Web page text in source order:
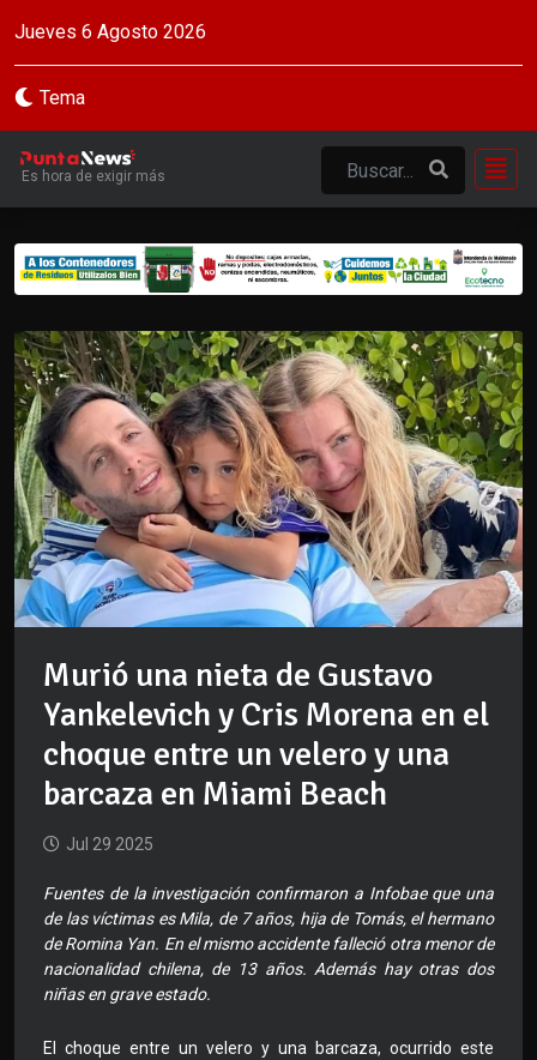
Jueves 6 Agosto 2026
Tema
Es hora de exigir más
Murió una nieta de Gustavo
Yankelevich y Cris Morena en el
choque entre un velero y una
barcaza en Miami Beach
Jul 29 2025
Fuentes de la investigación confirmaron a Infobae que una
de las víctimas es Mila, de 7 años, hija de Tomás, el hermano
de Romina Yan. En el mismo accidente falleció otra menor de
nacionalidad chilena, de 13 años. Además hay otras dos
niñas en grave estado.
El choque entre un velero y una barcaza, ocurrido este